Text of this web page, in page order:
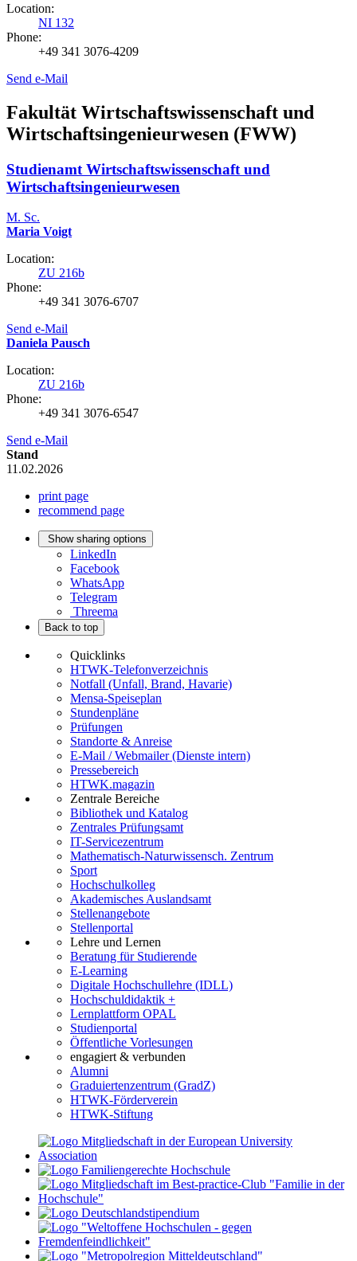
Location:
NI 132
Phone:
+49 341 3076-4209
Send e-Mail
Fakultät Wirtschaftswissenschaft und
Wirtschaftsingenieurwesen (FWW)
Studienamt Wirtschaftswissenschaft und
Wirtschaftsingenieurwesen
M. Sc.
Maria Voigt
Location:
ZU 216b
Phone:
+49 341 3076-6707
Send e-Mail
Daniela Pausch
Location:
ZU 216b
Phone:
+49 341 3076-6547
Send e-Mail
Stand
11.02.2026
print page
recommend page
Show sharing options
LinkedIn
Facebook
WhatsApp
Telegram
Threema
Back to top
Quicklinks
HTWK-Telefonverzeichnis
Notfall (Unfall, Brand, Havarie)
Mensa-Speiseplan
Stundenpläne
Prüfungen
Standorte & Anreise
E-Mail / Webmailer (Dienste intern)
Pressebereich
HTWK.magazin
Zentrale Bereiche
Bibliothek und Katalog
Zentrales Prüfungsamt
IT-Servicezentrum
Mathematisch-Naturwissensch. Zentrum
Sport
Hochschulkolleg
Akademisches Auslandsamt
Stellenangebote
Stellenportal
Lehre und Lernen
Beratung für Studierende
E-Learning
Digitale Hochschullehre (IDLL)
Hochschuldidaktik +
Lernplattform OPAL
Studienportal
Öffentliche Vorlesungen
engagiert & verbunden
Alumni
Graduiertenzentrum (GradZ)
HTWK-Förderverein
HTWK-Stiftung